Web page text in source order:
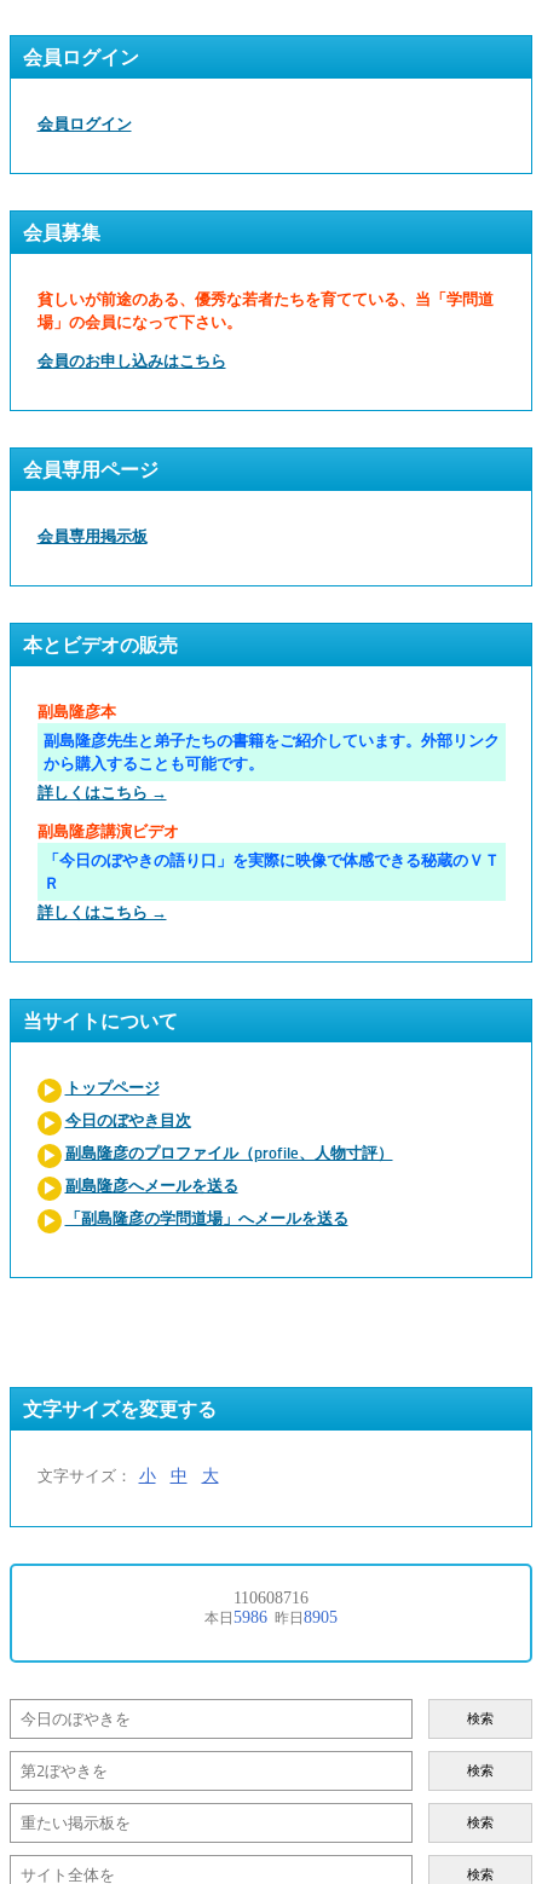
会員ログイン
会員ログイン
会員募集
貧しいが前途のある、優秀な若者たちを育てている、当「学問道
場」の会員になって下さい。
会員のお申し込みはこちら
会員専用ページ
会員専用掲示板
本とビデオの販売
副島隆彦本
副島隆彦先生と弟子たちの書籍をご紹介しています。外部リンク
から購入することも可能です。
詳しくはこちら →
副島隆彦講演ビデオ
「今日のぼやきの語り口」を実際に映像で体感できる秘蔵のＶＴ
Ｒ
詳しくはこちら →
当サイトについて
トップページ
今日のぼやき目次
副島隆彦のプロファイル（profile、人物寸評）
副島隆彦へメールを送る
「副島隆彦の学問道場」へメールを送る
文字サイズを変更する
文字サイズ： 小 中 大
検索
検索
検索
検索